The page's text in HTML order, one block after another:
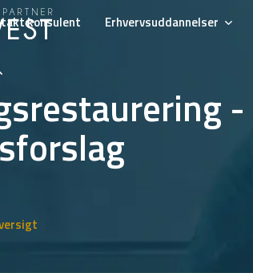
konsulent Erhvervsuddannelser